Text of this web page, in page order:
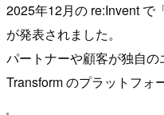
2025年12月の re:Invent で
が発表されました。
パートナーや顧客が独自
Transform のプラットフォ